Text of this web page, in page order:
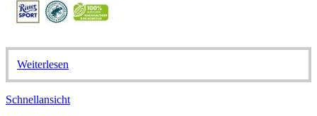
Weiterlesen
Schnellansicht